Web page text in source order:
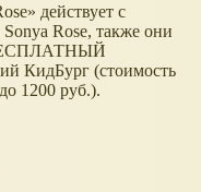
действует с
Rose, также они
БЕСПЛАТНЫЙ
КидБург (стоимость
1200 руб.).